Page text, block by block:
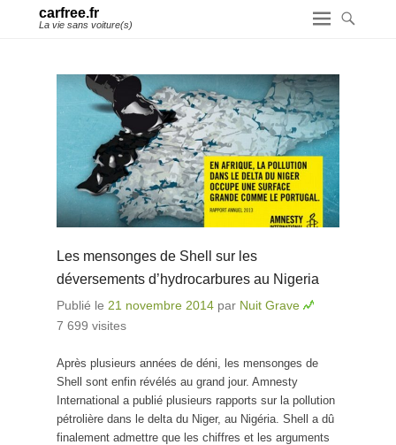
carfree.fr
La vie sans voiture(s)
Les mensonges de Shell sur les
déversements d’hydrocarbures au Nigeria
Publié le 21 novembre 2014 par Nuit Grave
7 699 visites
Après plusieurs années de déni, les mensonges de
Shell sont enfin révélés au grand jour. Amnesty
International a publié plusieurs rapports sur la pollution
pétrolière dans le delta du Niger, au Nigéria. Shell a dû
finalement admettre que les chiffres et les arguments